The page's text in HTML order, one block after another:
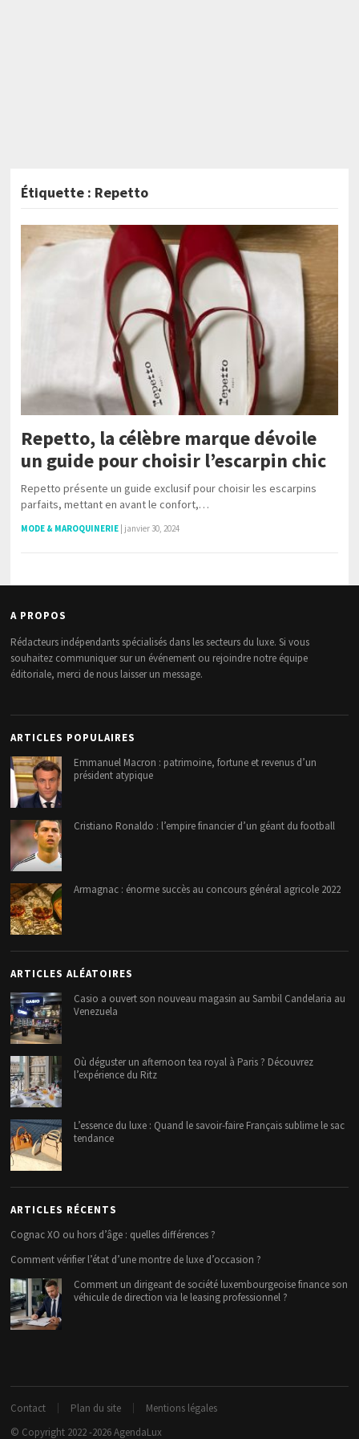
Étiquette : Repetto
Repetto, la célèbre marque dévoile
un guide pour choisir l’escarpin chic
Repetto présente un guide exclusif pour choisir les escarpins
parfaits, mettant en avant le confort,…
MODE & MAROQUINERIE janvier 30, 2024
A PROPOS
Rédacteurs indépendants spécialisés dans les secteurs du luxe. Si vous
souhaitez communiquer sur un événement ou rejoindre notre équipe
éditoriale, merci de nous laisser un message.
ARTICLES POPULAIRES
Emmanuel Macron : patrimoine, fortune et revenus d’un
président atypique
Cristiano Ronaldo : l’empire financier d’un géant du football
Armagnac : énorme succès au concours général agricole 2022
ARTICLES ALÉATOIRES
Casio a ouvert son nouveau magasin au Sambil Candelaria au
Venezuela
Où déguster un afternoon tea royal à Paris ? Découvrez
l’expérience du Ritz
L’essence du luxe : Quand le savoir-faire Français sublime le sac
tendance
ARTICLES RÉCENTS
Cognac XO ou hors d’âge : quelles différences ?
Comment vérifier l’état d’une montre de luxe d’occasion ?
Comment un dirigeant de société luxembourgeoise finance son
véhicule de direction via le leasing professionnel ?
Contact Plan du site
Mentions légales
© Copyright 2022 -2026AgendaLux